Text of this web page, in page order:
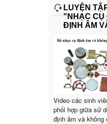
LUYỆN
"NHẠC CỤ
ĐỊNH ÂM
Video các sinh
phối hợp giữa sử
định âm và không